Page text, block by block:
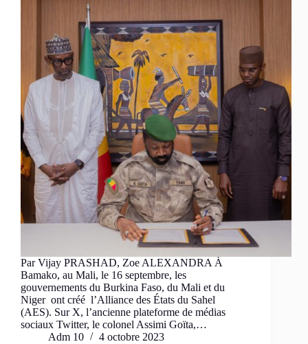
Par Vijay PRASHAD, Zoe ALEXANDRA À
Bamako, au Mali, le 16 septembre, les
gouvernements du Burkina Faso, du Mali et du
Niger ont créé l’Alliance des États du Sahel
(AES). Sur X, l’ancienne plateforme de médias
sociaux Twitter, le colonel Assimi Goïta,…
Adm 10
4 octobre 2023